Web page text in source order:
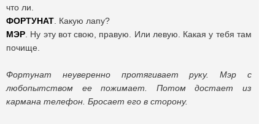
что ли.
ФОРТУНАТ . Какую лапу?
МЭР . Ну эту вот свою, правую. Или левую. Какая у тебя там
почище.
Фортунат неуверенно протягивает руку. Мэр с
любопытством ее пожимает. Потом достает из
кармана телефон. Бросает его в сторону.